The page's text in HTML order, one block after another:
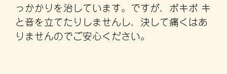
っかかりを治しています。ですが、ボキボ キ
と音を立てたりしませんし、決して痛くはあ
りませんのでご安心ください。